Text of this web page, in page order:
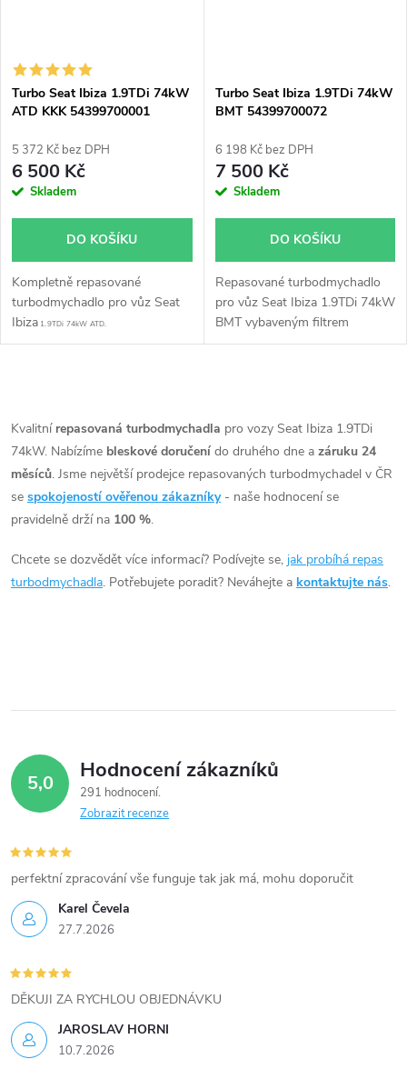
Turbo Seat Ibiza 1.9TDi 74kW
ATD KKK 54399700001
5 372 Kč bez DPH
6 500 Kč
Skladem
DO KOŠÍKU
Kompletně repasované
turbodmychadlo pro vůz Seat
Ibiza 1.9TDi 74kW ATD.
Turbo Seat Ibiza 1.9TDi 74kW
BMT 54399700072
54399700029
6 198 Kč bez DPH
7 500 Kč
Skladem
DO KOŠÍKU
Repasované turbodmychadlo
pro vůz Seat Ibiza 1.9TDi 74kW
BMT vybaveným filtrem
pevných částic(DPF).
v
l
á
a
v
k
v
ý
p
i
s
u
Kvalitní repasovaná turbodmychadla pro vozy Seat Ibiza 1.9TDi
74kW. Nabízíme bleskové doručení do druhého dne a záruku 24
měsíců. Jsme největší prodejce repasovaných turbodmychadel v ČR
se spokojeností ověřenou zákazníky - naše hodnocení se
pravidelně drží na 100 %.
Chcete se dozvědět více informací? Podívejte se, jak probíhá repas
turbodmychadla. Potřebujete poradit? Neváhejte a kontaktujte nás.
5,0 Hodnocení zákazníků
291 hodnocení
Zobrazit recenze
Karel Čevela
27.7.2026
perfektní zpracování vše funguje tak jak má, mohu doporučit
JAROSLAV HORNI
10.7.2026
DĚKUJI ZA RYCHLOU OBJEDNÁVKU